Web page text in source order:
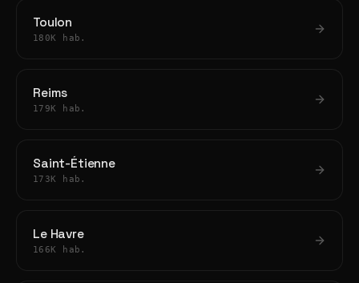
Toulon
180K hab.
Reims
179K hab.
Saint-Étienne
173K hab.
Le Havre
166K hab.